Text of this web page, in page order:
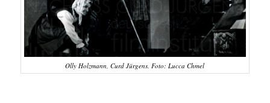
Olly Holzmann, Curd Jürgens. Foto: Lucca Chmel